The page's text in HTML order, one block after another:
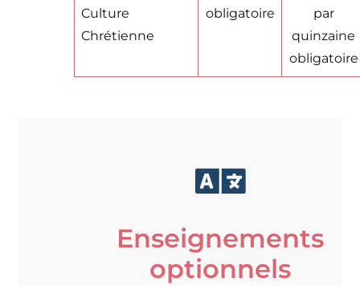
Culture
Chrétienne
obligatoire
par
quinzaine
obligatoire
Enseignements
optionnels